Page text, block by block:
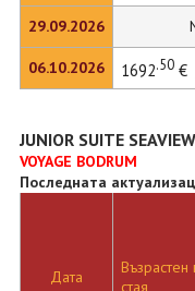
29.09.2026
06.10.2026
1692.50€
JUNIOR SUITE
VOYAGE BODRUM
Последната
Дата
стая